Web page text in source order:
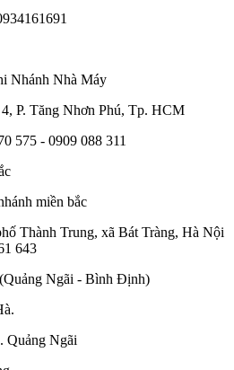
Nhánh Nhà Máy
P. Tăng Nhơn Phú, Tp. HCM
575 - 0909 088 311
miền bắc
Thành Trung, xã Bát Tràng, Hà Nội
643
Ngãi - Bình Định)
Quảng Ngãi